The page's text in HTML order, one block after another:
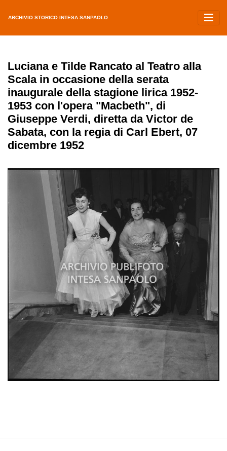
ARCHIVIO STORICO INTESA SANPAOLO
Luciana e Tilde Rancato al Teatro alla
Scala in occasione della serata
inaugurale della stagione lirica 1952-
1953 con l'opera "Macbeth", di
Giuseppe Verdi, diretta da Victor de
Sabata, con la regia di Carl Ebert, 07
dicembre 1952